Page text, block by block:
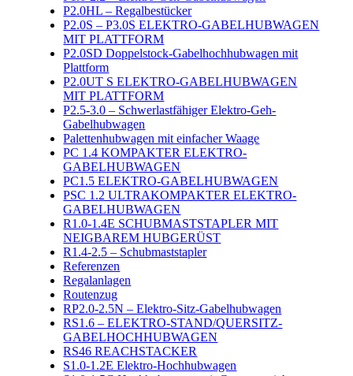
P2.0HL – Regalbestücker
P2.0S – P3.0S ELEKTRO-GABELHUBWAGEN
MIT PLATTFORM
P2.0SD Doppelstock-Gabelhochhubwagen mit
Plattform
P2.0UT S ELEKTRO-GABELHUBWAGEN
MIT PLATTFORM
P2.5-3.0 – Schwerlastfähiger Elektro-Geh-
Gabelhubwagen
Palettenhubwagen mit einfacher Waage
PC 1.4 KOMPAKTER ELEKTRO-
GABELHUBWAGEN
PC1.5 ELEKTRO-GABELHUBWAGEN
PSC 1.2 ULTRAKOMPAKTER ELEKTRO-
GABELHUBWAGEN
R1.0-1.4E SCHUBMASTSTAPLER MIT
NEIGBAREM HUBGERÜST
R1.4-2.5 – Schubmaststapler
Referenzen
Regalanlagen
Routenzug
RP2.0-2.5N – Elektro-Sitz-Gabelhubwagen
RS1.6 – ELEKTRO-STAND/QUERSITZ-
GABELHOCHHUBWAGEN
RS46 REACHSTACKER
S1.0-1.2E Elektro-Hochhubwagen